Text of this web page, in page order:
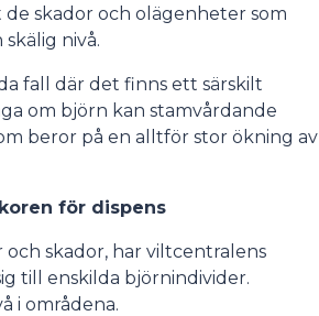
skador och olägenheter som
nivå.
fall där det finns ett särskilt
om björn kan stamvårdande
beror på en alltför stor ökning av
för dispens
skador, har viltcentralens
till enskilda björnindivider.
i områdena.